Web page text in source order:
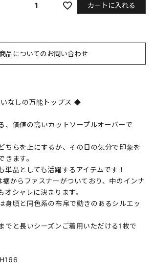
1 カートに入れる
商品についてのお問い合わせ
なしの万能トップス ◆
、価値の高いカットソープルオーバーで
ちらを上にするか、その日の気分で印象を
きます。
単品としても活躍するアイテムです！
からファスナーがついており、中のインナ
オシャレに決まります。
身頃と同色系の布帛で動きのあるシルエッ
でと長いシーズンご着用いただける1枚で